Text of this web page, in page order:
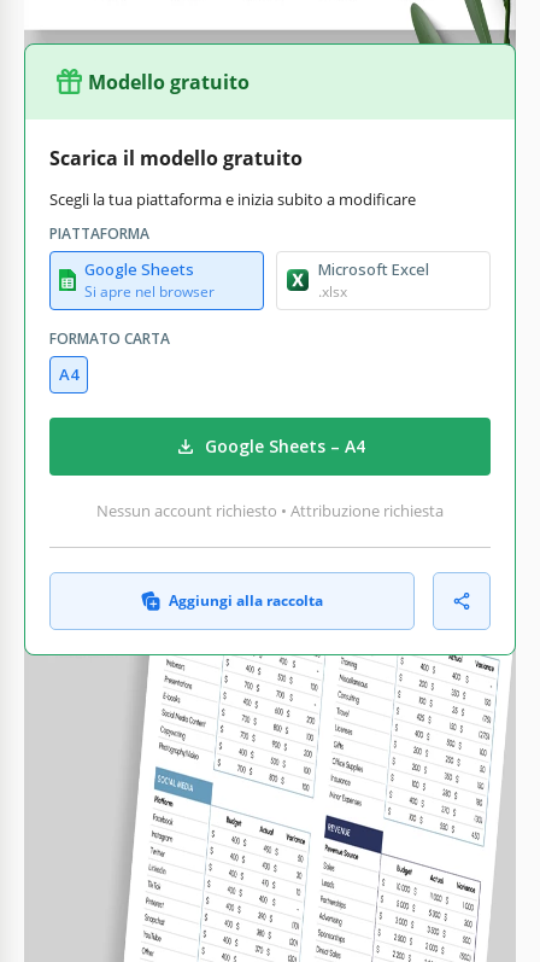
Modello gratuito
Scarica il modello gratuito
Scegli la tua piattaforma e inizia subito a modificare
PIATTAFORMA
Google Sheets
Si apre nel browser
Microsoft Excel
.xlsx
FORMATO CARTA
A4
Google Sheets – A4
Nessun account richiesto • Attribuzione richiesta
Aggiungi alla raccolta
COSA INCLUDE
Sezioni: Pubblicità, PR, Social Media
Calcoli e analisi automatici
Monitoraggio ROI e profitto netto
Confronto visivo con grafico a linee
BILANCI SUGGERIMENTI